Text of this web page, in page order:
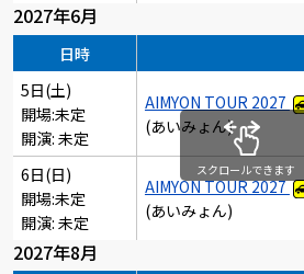
2027年6月
日時
5日(土)
開場:未定
開演: 未定
AIMYON TOUR 2027
(あいみょん)
6日(日)
開場:未定
開演: 未定
AIMYON TOUR 2027
(あいみょん)
スクロールできます
2027年8月